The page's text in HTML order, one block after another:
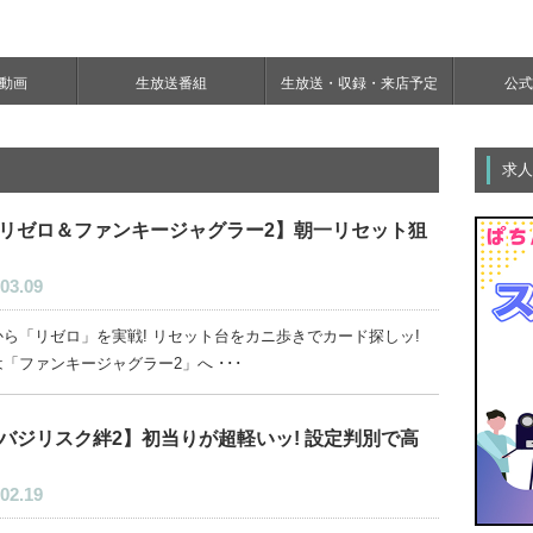
画 生放送番組 生放送・収録・来店予定 公
ゼロ＆ファンキージャグラー2】朝一リセット狙
ら「リゼロ」を実戦! リセット台をカニ歩きでカード探しッ!
ファンキージャグラー2」へ ･･･
ジリスク絆2】初当りが超軽いッ! 設定判別で高
求人